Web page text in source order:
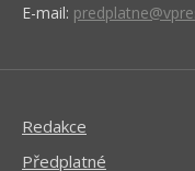
E-mail:
Redakce
Předplatné